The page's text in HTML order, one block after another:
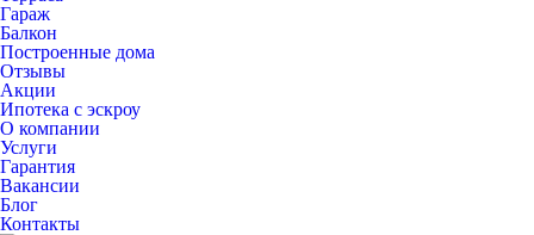
Гараж
Балкон
Построенные дома
Отзывы
Акции
Ипотека с эскроу
О компании
Услуги
Гарантия
Вакансии
Блог
Контакты